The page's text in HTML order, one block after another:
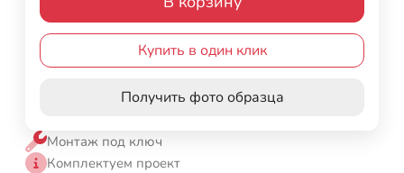
Купить в один клик
Получить фото образца
Монтаж под ключ
Комплектуем проект